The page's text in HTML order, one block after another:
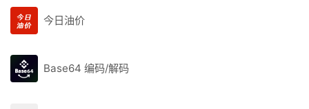
今日油价
Base64 编码/解码